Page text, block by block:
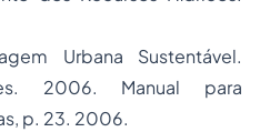
Urbana Sustentável.
2006. Manual para
p. 23. 2006.